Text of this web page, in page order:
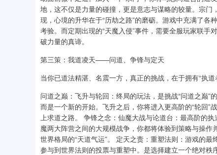
地，这不仅是力量的碰撞，更是意志与谋略的较量。宗
现，心境的升华在于“历劫之路”的磨砺。游戏中充满了各
考验。而定期出现的“天魔入侵”事件，需要全服玩家联
破力量的真谛。
第三策：我道凌天——问道、争锋与定天
当你已道法精湛、名震一方，真正的挑战，在于拥有“执道
问道之巅：飞升与轮回：终局的玩法，是挑战“问道之巅”
而是一个新的开始。飞升之后，你将进入更高阶的“轮回
上求道之路。 争锋之念：仙魔大战与论道台：最高阶的
魔两大阵营之间的大规模战争，你都将体验到策略与操
世界格局的“天道气运”。 定天之责：重塑法则：游戏的
参与到世界法则的投票与重塑中。是选择建立一个绝对